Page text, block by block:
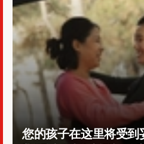
您的孩子在这里将受到